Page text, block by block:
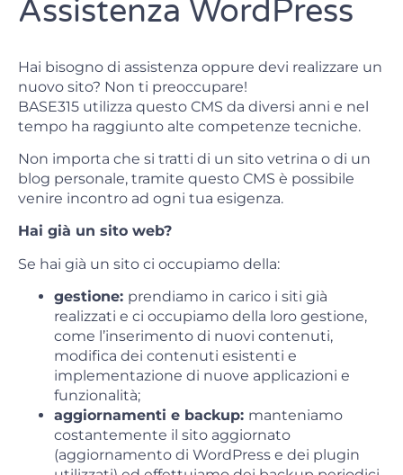
Assistenza WordPress
Hai bisogno di assistenza oppure devi realizzare un
nuovo sito? Non ti preoccupare!
BASE315 utilizza questo CMS da diversi anni e nel
tempo ha raggiunto alte competenze tecniche.
Non importa che si tratti di un sito vetrina o di un
blog personale, tramite questo CMS è possibile
venire incontro ad ogni tua esigenza.
Hai già un sito web?
Se hai già un sito ci occupiamo della:
gestione: prendiamo in carico i siti già
realizzati e ci occupiamo della loro gestione,
come l’inserimento di nuovi contenuti,
modifica dei contenuti esistenti e
implementazione di nuove applicazioni e
funzionalità;
aggiornamenti e backup: manteniamo
costantemente il sito aggiornato
(aggiornamento di WordPress e dei plugin